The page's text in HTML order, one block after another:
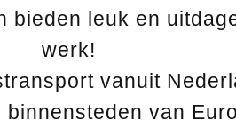
bieden leuk en
werk!
vanuit
binnensteden van